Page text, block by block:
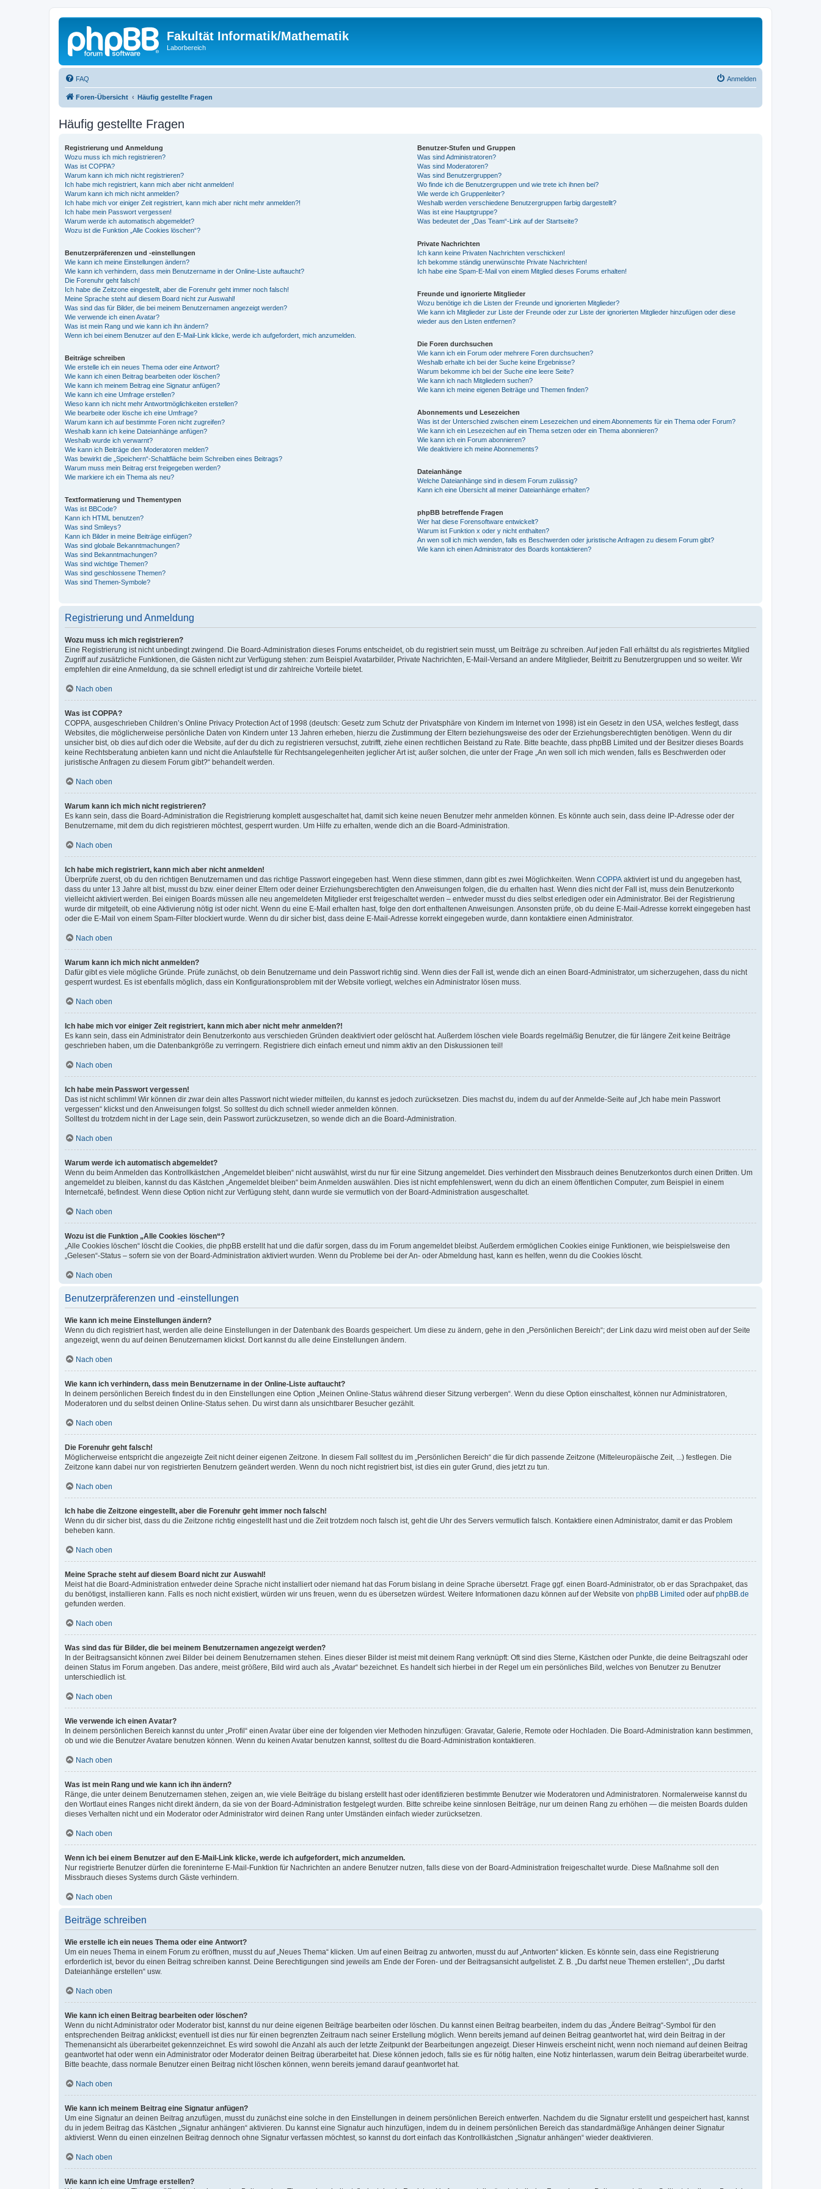
Fakultät Informatik/Mathematik
Laborbereich
FAQ Anmelden
Foren-Übersicht Häufig gestellte Fragen
Häufig gestellte Fragen
Registrierung und Anmeldung
Wozu muss ich mich registrieren?
Was ist COPPA?
Warum kann ich mich nicht registrieren?
Ich habe mich registriert, kann mich aber nicht anmelden!
Warum kann ich mich nicht anmelden?
Ich habe mich vor einiger Zeit registriert, kann mich aber nicht mehr anmelden?!
Ich habe mein Passwort vergessen!
Warum werde ich automatisch abgemeldet?
Wozu ist die Funktion „Alle Cookies löschen“?
Benutzerpräferenzen und -einstellungen
Wie kann ich meine Einstellungen ändern?
Wie kann ich verhindern, dass mein Benutzername in der Online-Liste auftaucht?
Die Forenuhr geht falsch!
Ich habe die Zeitzone eingestellt, aber die Forenuhr geht immer noch falsch!
Meine Sprache steht auf diesem Board nicht zur Auswahl!
Was sind das für Bilder, die bei meinem Benutzernamen angezeigt werden?
Wie verwende ich einen Avatar?
Was ist mein Rang und wie kann ich ihn ändern?
Wenn ich bei einem Benutzer auf den E-Mail-Link klicke, werde ich aufgefordert, mich anzumelden.
Beiträge schreiben
Wie erstelle ich ein neues Thema oder eine Antwort?
Wie kann ich einen Beitrag bearbeiten oder löschen?
Wie kann ich meinem Beitrag eine Signatur anfügen?
Wie kann ich eine Umfrage erstellen?
Wieso kann ich nicht mehr Antwortmöglichkeiten erstellen?
Wie bearbeite oder lösche ich eine Umfrage?
Warum kann ich auf bestimmte Foren nicht zugreifen?
Weshalb kann ich keine Dateianhänge anfügen?
Weshalb wurde ich verwarnt?
Wie kann ich Beiträge den Moderatoren melden?
Was bewirkt die „Speichern“-Schaltfläche beim Schreiben eines Beitrags?
Warum muss mein Beitrag erst freigegeben werden?
Wie markiere ich ein Thema als neu?
Textformatierung und Thementypen
Was ist BBCode?
Kann ich HTML benutzen?
Was sind Smileys?
Kann ich Bilder in meine Beiträge einfügen?
Was sind globale Bekanntmachungen?
Was sind Bekanntmachungen?
Was sind wichtige Themen?
Was sind geschlossene Themen?
Was sind Themen-Symbole?
Benutzer-Stufen und Gruppen
Was sind Administratoren?
Was sind Moderatoren?
Was sind Benutzergruppen?
Wo finde ich die Benutzergruppen und wie trete ich ihnen bei?
Wie werde ich Gruppenleiter?
Weshalb werden verschiedene Benutzergruppen farbig dargestellt?
Was ist eine Hauptgruppe?
Was bedeutet der „Das Team“-Link auf der Startseite?
Private Nachrichten
Ich kann keine Privaten Nachrichten verschicken!
Ich bekomme ständig unerwünschte Private Nachrichten!
Ich habe eine Spam-E-Mail von einem Mitglied dieses Forums erhalten!
Freunde und ignorierte Mitglieder
Wozu benötige ich die Listen der Freunde und ignorierten Mitglieder?
Wie kann ich Mitglieder zur Liste der Freunde oder zur Liste der ignorierten Mitglieder hinzufügen oder diese
wieder aus den Listen entfernen?
Die Foren durchsuchen
Wie kann ich ein Forum oder mehrere Foren durchsuchen?
Weshalb erhalte ich bei der Suche keine Ergebnisse?
Warum bekomme ich bei der Suche eine leere Seite?
Wie kann ich nach Mitgliedern suchen?
Wie kann ich meine eigenen Beiträge und Themen finden?
Abonnements und Lesezeichen
Was ist der Unterschied zwischen einem Lesezeichen und einem Abonnements für ein Thema oder Forum?
Wie kann ich ein Lesezeichen auf ein Thema setzen oder ein Thema abonnieren?
Wie kann ich ein Forum abonnieren?
Wie deaktiviere ich meine Abonnements?
Dateianhänge
Welche Dateianhänge sind in diesem Forum zulässig?
Kann ich eine Übersicht all meiner Dateianhänge erhalten?
phpBB betreffende Fragen
Wer hat diese Forensoftware entwickelt?
Warum ist Funktion x oder y nicht enthalten?
An wen soll ich mich wenden, falls es Beschwerden oder juristische Anfragen zu diesem Forum gibt?
Wie kann ich einen Administrator des Boards kontaktieren?
Registrierung und Anmeldung
Wozu muss ich mich registrieren?
Eine Registrierung ist nicht unbedingt zwingend. Die Board-Administration dieses Forums entscheidet, ob du registriert sein musst, um Beiträge zu schreiben. Auf jeden Fall erhältst du als registriertes Mitglied
Zugriff auf zusätzliche Funktionen, die Gästen nicht zur Verfügung stehen: zum Beispiel Avatarbilder, Private Nachrichten, E-Mail-Versand an andere Mitglieder, Beitritt zu Benutzergruppen und so weiter. Wir
empfehlen dir eine Anmeldung, da sie schnell erledigt ist und dir zahlreiche Vorteile bietet.
Nach oben
Was ist COPPA?
COPPA, ausgeschrieben Children’s Online Privacy Protection Act of 1998 (deutsch: Gesetz zum Schutz der Privatsphäre von Kindern im Internet von 1998) ist ein Gesetz in den USA, welches festlegt, dass
Websites, die möglicherweise persönliche Daten von Kindern unter 13 Jahren erheben, hierzu die Zustimmung der Eltern beziehungsweise des oder der Erziehungsberechtigten benötigen. Wenn du dir
unsicher bist, ob dies auf dich oder die Website, auf der du dich zu registrieren versuchst, zutrifft, ziehe einen rechtlichen Beistand zu Rate. Bitte beachte, dass phpBB Limited und der Besitzer dieses Boards
keine Rechtsberatung anbieten kann und nicht die Anlaufstelle für Rechtsangelegenheiten jeglicher Art ist; außer solchen, die unter der Frage „An wen soll ich mich wenden, falls es Beschwerden oder
juristische Anfragen zu diesem Forum gibt?“ behandelt werden.
Nach oben
Warum kann ich mich nicht registrieren?
Es kann sein, dass die Board-Administration die Registrierung komplett ausgeschaltet hat, damit sich keine neuen Benutzer mehr anmelden können. Es könnte auch sein, dass deine IP-Adresse oder der
Benutzername, mit dem du dich registrieren möchtest, gesperrt wurden. Um Hilfe zu erhalten, wende dich an die Board-Administration.
Nach oben
Ich habe mich registriert, kann mich aber nicht anmelden!
Überprüfe zuerst, ob du den richtigen Benutzernamen und das richtige Passwort eingegeben hast. Wenn diese stimmen, dann gibt es zwei Möglichkeiten. Wenn COPPA aktiviert ist und du angegeben hast,
dass du unter 13 Jahre alt bist, musst du bzw. einer deiner Eltern oder deiner Erziehungsberechtigten den Anweisungen folgen, die du erhalten hast. Wenn dies nicht der Fall ist, muss dein Benutzerkonto
vielleicht aktiviert werden. Bei einigen Boards müssen alle neu angemeldeten Mitglieder erst freigeschaltet werden – entweder musst du dies selbst erledigen oder ein Administrator. Bei der Registrierung
wurde dir mitgeteilt, ob eine Aktivierung nötig ist oder nicht. Wenn du eine E-Mail erhalten hast, folge den dort enthaltenen Anweisungen. Ansonsten prüfe, ob du deine E-Mail-Adresse korrekt eingegeben hast
oder die E-Mail von einem Spam-Filter blockiert wurde. Wenn du dir sicher bist, dass deine E-Mail-Adresse korrekt eingegeben wurde, dann kontaktiere einen Administrator.
Nach oben
Warum kann ich mich nicht anmelden?
Dafür gibt es viele mögliche Gründe. Prüfe zunächst, ob dein Benutzername und dein Passwort richtig sind. Wenn dies der Fall ist, wende dich an einen Board-Administrator, um sicherzugehen, dass du nicht
gesperrt wurdest. Es ist ebenfalls möglich, dass ein Konfigurationsproblem mit der Website vorliegt, welches ein Administrator lösen muss.
Nach oben
Ich habe mich vor einiger Zeit registriert, kann mich aber nicht mehr anmelden?!
Es kann sein, dass ein Administrator dein Benutzerkonto aus verschieden Gründen deaktiviert oder gelöscht hat. Außerdem löschen viele Boards regelmäßig Benutzer, die für längere Zeit keine Beiträge
geschrieben haben, um die Datenbankgröße zu verringern. Registriere dich einfach erneut und nimm aktiv an den Diskussionen teil!
Nach oben
Ich habe mein Passwort vergessen!
Das ist nicht schlimm! Wir können dir zwar dein altes Passwort nicht wieder mitteilen, du kannst es jedoch zurücksetzen. Dies machst du, indem du auf der Anmelde-Seite auf „Ich habe mein Passwort
vergessen“ klickst und den Anweisungen folgst. So solltest du dich schnell wieder anmelden können.
Solltest du trotzdem nicht in der Lage sein, dein Passwort zurückzusetzen, so wende dich an die Board-Administration.
Nach oben
Warum werde ich automatisch abgemeldet?
Wenn du beim Anmelden das Kontrollkästchen „Angemeldet bleiben“ nicht auswählst, wirst du nur für eine Sitzung angemeldet. Dies verhindert den Missbrauch deines Benutzerkontos durch einen Dritten. Um
angemeldet zu bleiben, kannst du das Kästchen „Angemeldet bleiben“ beim Anmelden auswählen. Dies ist nicht empfehlenswert, wenn du dich an einem öffentlichen Computer, zum Beispiel in einem
Internetcafé, befindest. Wenn diese Option nicht zur Verfügung steht, dann wurde sie vermutlich von der Board-Administration ausgeschaltet.
Nach oben
Wozu ist die Funktion „Alle Cookies löschen“?
„Alle Cookies löschen“ löscht die Cookies, die phpBB erstellt hat und die dafür sorgen, dass du im Forum angemeldet bleibst. Außerdem ermöglichen Cookies einige Funktionen, wie beispielsweise den
„Gelesen“-Status – sofern sie von der Board-Administration aktiviert wurden. Wenn du Probleme bei der An- oder Abmeldung hast, kann es helfen, wenn du die Cookies löscht.
Nach oben
Benutzerpräferenzen und -einstellungen
Wie kann ich meine Einstellungen ändern?
Wenn du dich registriert hast, werden alle deine Einstellungen in der Datenbank des Boards gespeichert. Um diese zu ändern, gehe in den „Persönlichen Bereich“; der Link dazu wird meist oben auf der Seite
angezeigt, wenn du auf deinen Benutzernamen klickst. Dort kannst du alle deine Einstellungen ändern.
Nach oben
Wie kann ich verhindern, dass mein Benutzername in der Online-Liste auftaucht?
In deinem persönlichen Bereich findest du in den Einstellungen eine Option „Meinen Online-Status während dieser Sitzung verbergen“. Wenn du diese Option einschaltest, können nur Administratoren,
Moderatoren und du selbst deinen Online-Status sehen. Du wirst dann als unsichtbarer Besucher gezählt.
Nach oben
Die Forenuhr geht falsch!
Möglicherweise entspricht die angezeigte Zeit nicht deiner eigenen Zeitzone. In diesem Fall solltest du im „Persönlichen Bereich“ die für dich passende Zeitzone (Mitteleuropäische Zeit, ...) festlegen. Die
Zeitzone kann dabei nur von registrierten Benutzern geändert werden. Wenn du noch nicht registriert bist, ist dies ein guter Grund, dies jetzt zu tun.
Nach oben
Ich habe die Zeitzone eingestellt, aber die Forenuhr geht immer noch falsch!
Wenn du dir sicher bist, dass du die Zeitzone richtig eingestellt hast und die Zeit trotzdem noch falsch ist, geht die Uhr des Servers vermutlich falsch. Kontaktiere einen Administrator, damit er das Problem
beheben kann.
Nach oben
Meine Sprache steht auf diesem Board nicht zur Auswahl!
Meist hat die Board-Administration entweder deine Sprache nicht installiert oder niemand hat das Forum bislang in deine Sprache übersetzt. Frage ggf. einen Board-Administrator, ob er das Sprachpaket, das
du benötigst, installieren kann. Falls es noch nicht existiert, würden wir uns freuen, wenn du es übersetzen würdest. Weitere Informationen dazu können auf der Website von phpBB Limited oder aufphpBB.de
gefunden werden.
Nach oben
Was sind das für Bilder, die bei meinem Benutzernamen angezeigt werden?
In der Beitragsansicht können zwei Bilder bei deinem Benutzernamen stehen. Eines dieser Bilder ist meist mit deinem Rang verknüpft: Oft sind dies Sterne, Kästchen oder Punkte, die deine Beitragszahl oder
deinen Status im Forum angeben. Das andere, meist größere, Bild wird auch als „Avatar“ bezeichnet. Es handelt sich hierbei in der Regel um ein persönliches Bild, welches von Benutzer zu Benutzer
unterschiedlich ist.
Nach oben
Wie verwende ich einen Avatar?
In deinem persönlichen Bereich kannst du unter „Profil“ einen Avatar über eine der folgenden vier Methoden hinzufügen: Gravatar, Galerie, Remote oder Hochladen. Die Board-Administration kann bestimmen,
ob und wie die Benutzer Avatare benutzen können. Wenn du keinen Avatar benutzen kannst, solltest du die Board-Administration kontaktieren.
Nach oben
Was ist mein Rang und wie kann ich ihn ändern?
Ränge, die unter deinem Benutzernamen stehen, zeigen an, wie viele Beiträge du bislang erstellt hast oder identifizieren bestimmte Benutzer wie Moderatoren und Administratoren. Normalerweise kannst du
den Wortlaut eines Ranges nicht direkt ändern, da sie von der Board-Administration festgelegt wurden. Bitte schreibe keine sinnlosen Beiträge, nur um deinen Rang zu erhöhen — die meisten Boards dulden
dieses Verhalten nicht und ein Moderator oder Administrator wird deinen Rang unter Umständen einfach wieder zurücksetzen.
Nach oben
Wenn ich bei einem Benutzer auf den E-Mail-Link klicke, werde ich aufgefordert, mich anzumelden.
Nur registrierte Benutzer dürfen die foreninterne E-Mail-Funktion für Nachrichten an andere Benutzer nutzen, falls diese von der Board-Administration freigeschaltet wurde. Diese Maßnahme soll den
Missbrauch dieses Systems durch Gäste verhindern.
Nach oben
Beiträge schreiben
Wie erstelle ich ein neues Thema oder eine Antwort?
Um ein neues Thema in einem Forum zu eröffnen, musst du auf „Neues Thema“ klicken. Um auf einen Beitrag zu antworten, musst du auf „Antworten“ klicken. Es könnte sein, dass eine Registrierung
erforderlich ist, bevor du einen Beitrag schreiben kannst. Deine Berechtigungen sind jeweils am Ende der Foren- und der Beitragsansicht aufgelistet. Z. B. „Du darfst neue Themen erstellen“, „Du darfst
Dateianhänge erstellen“ usw.
Nach oben
Wie kann ich einen Beitrag bearbeiten oder löschen?
Wenn du nicht Administrator oder Moderator bist, kannst du nur deine eigenen Beiträge bearbeiten oder löschen. Du kannst einen Beitrag bearbeiten, indem du das „Ändere Beitrag“-Symbol für den
entsprechenden Beitrag anklickst; eventuell ist dies nur für einen begrenzten Zeitraum nach seiner Erstellung möglich. Wenn bereits jemand auf deinen Beitrag geantwortet hat, wird dein Beitrag in der
Themenansicht als überarbeitet gekennzeichnet. Es wird sowohl die Anzahl als auch der letzte Zeitpunkt der Bearbeitungen angezeigt. Dieser Hinweis erscheint nicht, wenn noch niemand auf deinen Beitrag
geantwortet hat oder wenn ein Administrator oder Moderator deinen Beitrag überarbeitet hat. Diese können jedoch, falls sie es für nötig halten, eine Notiz hinterlassen, warum dein Beitrag überarbeitet wurde.
Bitte beachte, dass normale Benutzer einen Beitrag nicht löschen können, wenn bereits jemand darauf geantwortet hat.
Nach oben
Wie kann ich meinem Beitrag eine Signatur anfügen?
Um eine Signatur an deinen Beitrag anzufügen, musst du zunächst eine solche in den Einstellungen in deinem persönlichen Bereich entwerfen. Nachdem du die Signatur erstellt und gespeichert hast, kannst
du in jedem Beitrag das Kästchen „Signatur anhängen“ aktivieren. Du kannst eine Signatur auch hinzufügen, indem du in deinem persönlichen Bereich das standardmäßige Anhängen deiner Signatur
aktivierst. Wenn du einen einzelnen Beitrag dennoch ohne Signatur verfassen möchtest, so kannst du dort einfach das Kontrollkästchen „Signatur anhängen“ wieder deaktivieren.
Nach oben
Wie kann ich eine Umfrage erstellen?